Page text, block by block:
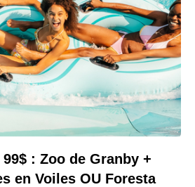
: Zoo de Granby +
en Voiles OU Foresta